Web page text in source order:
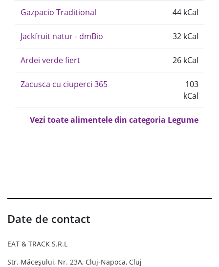
Gazpacio Traditional 44 kCal
Jackfruit natur - dmBio 32 kCal
Ardei verde fiert 26 kCal
Zacusca cu ciuperci 365
103
kCal
Vezi toate alimentele din categoria Legume
Date de contact
EAT & TRACK S.R.L
Str. Măceșului, Nr. 23A, Cluj-Napoca, Cluj